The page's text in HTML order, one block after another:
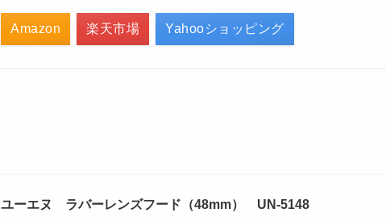
Amazon 楽天市場 Yahooショッピング
ユーエヌ ラバーレンズフード（48mm） UN-5148